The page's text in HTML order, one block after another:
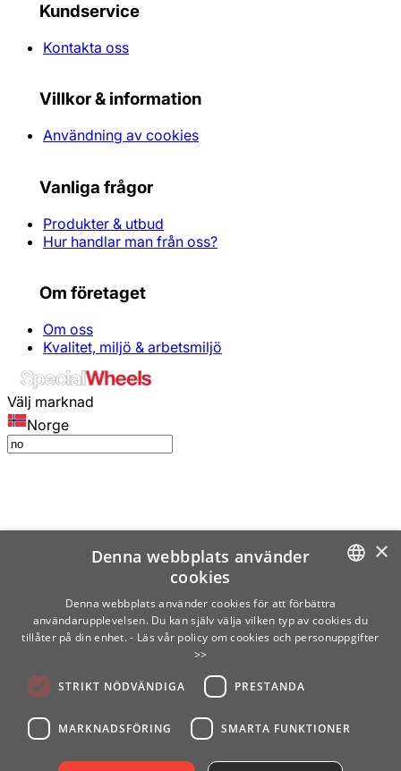
Kundservice
Kontakta oss
Villkor & information
Användning av cookies
Vanliga frågor
Produkter & utbud
Hur handlar man från oss?
Om företaget
Om oss
Kvalitet, miljö & arbetsmiljö
Välj marknad
Norge
SWEDISH
×
Denna webbplats använder
cookies
Denna webbplats använder cookies för att förbättra
användarupplevelsen. Du kan själv välja vilken typ av cookies du
tillåter på din enhet. - Läs vår policy om cookies och personuppgifter
>>
STRIKT NÖDVÄNDIGA PRESTANDA
MARKNADSFÖRING SMARTA FUNKTIONER